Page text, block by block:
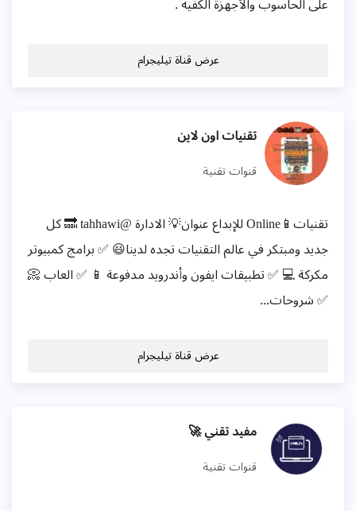
عرض قناة تيليجرام
تقنيات اون لاين
قنوات تقنية
تقنيات📱Online للإبداع عنوان💡 الادارة @tahhawi 🔜 كل
جديد ومبتكر في عالم التقنيات تجده لدينا😃 ✅ برامج كمبيوتر
مكركة 💻 ✅ تطبيقات ايفون وأندرويد مدفوعة 📱 ✅ العاب 📀
✅ شروحات...
عرض قناة تيليجرام
مفيد تقني 🚀
قنوات تقنية